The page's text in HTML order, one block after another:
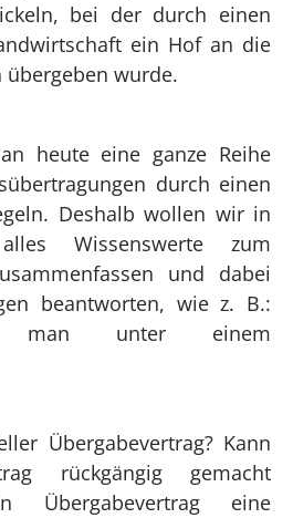
bei der durch einen
ein Hof an die
übergeben wurde.
heute eine ganze Reihe
durch einen
Deshalb wollen wir in
Wissenswerte zum
und dabei
beantworten, wie z. B.:
man unter einem
Übergabevertrag? Kann
rückgängig gemacht
Übergabevertrag eine